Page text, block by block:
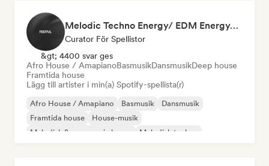
Melodic Techno Energy/ EDM Energy/Techno Masters
Curator För Spellistor
&gt; 4400 svar ges
Afro House / AmapianoBasmusikDansmusikDeep house
Framtida house
Lägg till artister i min(a) Spotify-spellista(r)
Afro House / Amapiano Basmusik
Dansmusik
Framtida house
House-musik
Melodisk & progressiv house
Melodisk techno